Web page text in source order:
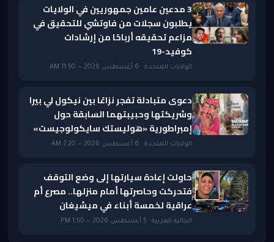
3 مدعين عامين جمهوريين في الولايات
يطلبون سجلات من فاوتشي للتحقيق في
مزاعم تحقيقه أرباحًا من إرشادات
كوفيد-19
الولايات المتحدة · 6 أغسطس 2026 — 11:50 AM
دعوى متبادلة تفجر نزاعًا بين نيكول لي بيرا
وشريكتها وحبيبتهما السابقة حول
إمبراطورية «هوليستك سايكولوجيست»
الولايات المتحدة · 6 أغسطس 2026 — 7:20 AM
حاولت إعادة سيارتها إلى وضع التوقف
فتحركت وحاصرتها أمام منزلها.. مصرع أم
عراقية لخمسة أبناء في ميشيغان
الجالية العربية · 5 أغسطس 2026 — 1:50 PM